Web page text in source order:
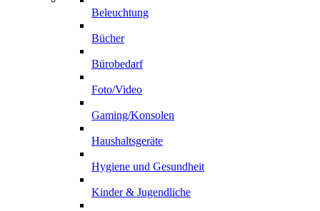
Beleuchtung
Bücher
Bürobedarf
Foto/Video
Gaming/Konsolen
Haushaltsgeräte
Hygiene und Gesundheit
Kinder & Jugendliche